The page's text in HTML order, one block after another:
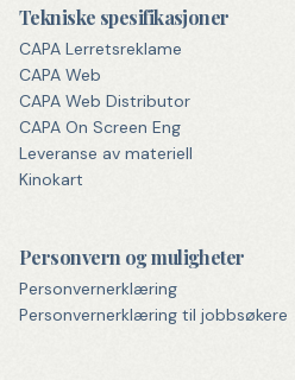
Tekniske spesifikasjoner
CAPA Lerretsreklame
CAPA Web
CAPA Web Distributor
CAPA On Screen Eng
Leveranse av materiell
Kinokart
Personvern og muligheter
Personvernerklæring
Personvernerklæring til jobbsøkere